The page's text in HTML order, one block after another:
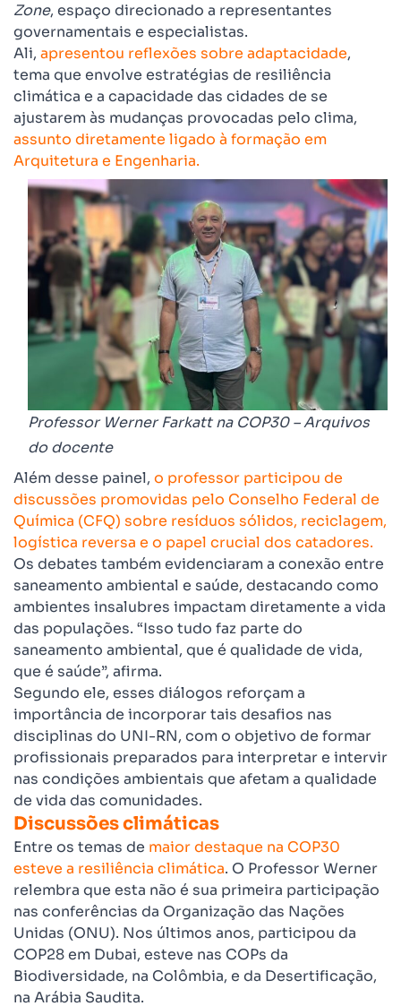
Zone, espaço direcionado a representantes
governamentais e especialistas.
Ali, apresentou reflexões sobre adaptacidade,
tema que envolve estratégias de resiliência
climática e a capacidade das cidades de se
ajustarem às mudanças provocadas pelo clima,
assunto diretamente ligado à formação em
Arquitetura e Engenharia.
Professor Werner Farkatt na COP30 – Arquivos
do docente
Além desse painel, o professor participou de
discussões promovidas pelo Conselho Federal de
Química (CFQ) sobre resíduos sólidos, reciclagem,
logística reversa e o papel crucial dos catadores.
Os debates também evidenciaram a conexão entre
saneamento ambiental e saúde, destacando como
ambientes insalubres impactam diretamente a vida
das populações. “Isso tudo faz parte do
saneamento ambiental, que é qualidade de vida,
que é saúde”, afirma.
Segundo ele, esses diálogos reforçam a
importância de incorporar tais desafios nas
disciplinas do UNI-RN, com o objetivo de formar
profissionais preparados para interpretar e intervir
nas condições ambientais que afetam a qualidade
de vida das comunidades.
Discussões climáticas
Entre os temas de maior destaque na COP30
esteve a resiliência climática. O Professor Werner
relembra que esta não é sua primeira participação
nas conferências da Organização das Nações
Unidas (ONU). Nos últimos anos, participou da
COP28 em Dubai, esteve nas COPs da
Biodiversidade, na Colômbia, e da Desertificação,
na Arábia Saudita.